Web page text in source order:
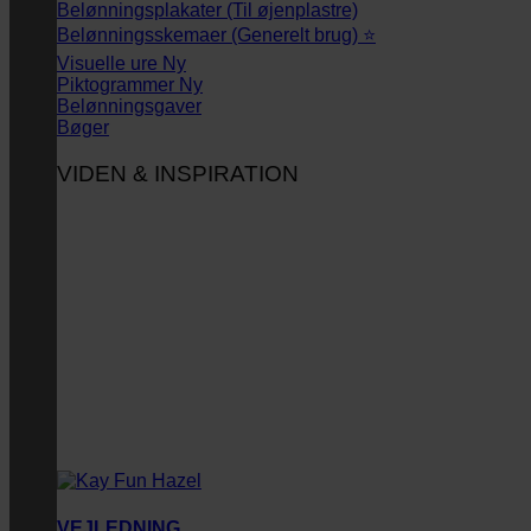
Belønningsplakater (Til øjenplastre)
Belønningsskemaer (Generelt brug) ⭐
Visuelle ure
Piktogrammer
Belønningsgaver
Bøger
VIDEN & INSPIRATION